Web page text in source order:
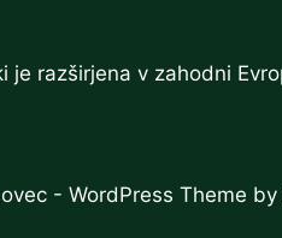
je razširjena v zahodni
- WordPress Theme by